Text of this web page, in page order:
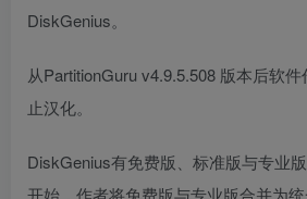
DiskGenius。
从PartitionGuru v4.9.5.508 版本后软
止汉化。
DiskGenius有免费版、标准版与专业
开始，作者将免费版与专业版合并为